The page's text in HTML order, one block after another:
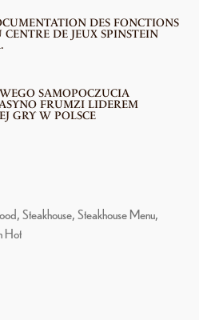
DES FONCTIONS
CENTRE DE JEUX SPINSTEIN
SAMOPOCZUCIA
FRUMZI LIDEREM
GRY W POLSCE
Steakhouse Steakhouse Menu
Hot